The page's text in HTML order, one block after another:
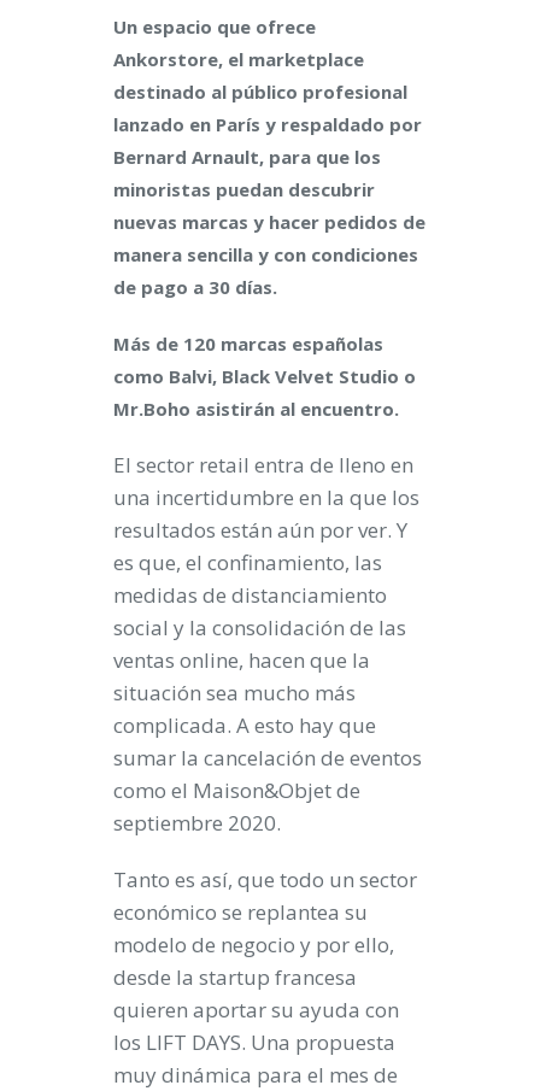
Un espacio que ofrece
Ankorstore, el marketplace
destinado al público profesional
lanzado en París y respaldado por
Bernard Arnault, para que los
minoristas puedan descubrir
nuevas marcas y hacer pedidos de
manera sencilla y con condiciones
de pago a 30 días.
Más de 120 marcas españolas
como Balvi, Black Velvet Studio o
Mr.Boho asistirán al encuentro.
El sector retail entra de lleno en
una incertidumbre en la que los
resultados están aún por ver. Y
es que, el confinamiento, las
medidas de distanciamiento
social y la consolidación de las
ventas online, hacen que la
situación sea mucho más
complicada. A esto hay que
sumar la cancelación de eventos
como el Maison&Objet de
septiembre 2020.
Tanto es así, que todo un sector
económico se replantea su
modelo de negocio y por ello,
desde la startup francesa
quieren aportar su ayuda con
los LIFT DAYS. Una propuesta
muy dinámica para el mes de